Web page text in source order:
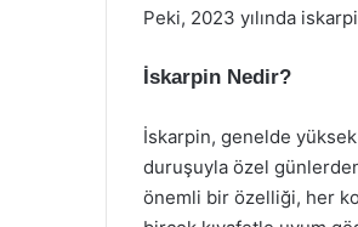
Peki, 2023 yılında
İskarpin Nedir?
İskarpin, genelde yüksek
duruşuyla özel
önemli bir özelliği, her